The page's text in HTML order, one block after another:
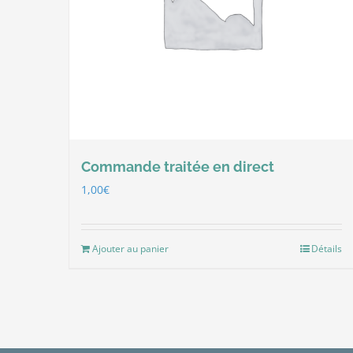
Commande traitée en direct
1,00€
Ajouter au panier Détails